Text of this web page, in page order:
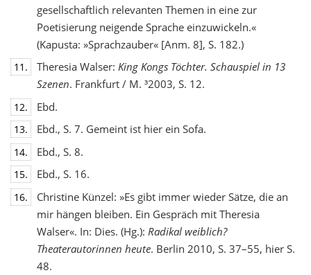
gesellschaftlich relevanten Themen in eine zur
Poetisierung neigende Sprache einzuwickeln.«
(Kapusta: »Sprachzauber« [Anm. 8], S. 182.)
11. Theresia Walser: King Kongs Töchter. Schauspiel in 13
Szenen. Frankfurt / M. ³2003, S. 12.
12. Ebd.
13. Ebd., S. 7. Gemeint ist hier ein Sofa.
14. Ebd., S. 8.
15. Ebd., S. 16.
16.
Christine Künzel: »Es gibt immer wieder Sätze, die an
mir hängen bleiben. Ein Gespräch mit Theresia
Walser«. In: Dies. (Hg.): Radikal weiblich?
Theaterautorinnen heute. Berlin 2010, S. 37–55, hier S.
48.